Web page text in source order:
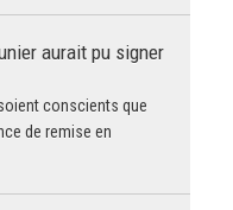
aurait pu signer
conscients que
de remise en